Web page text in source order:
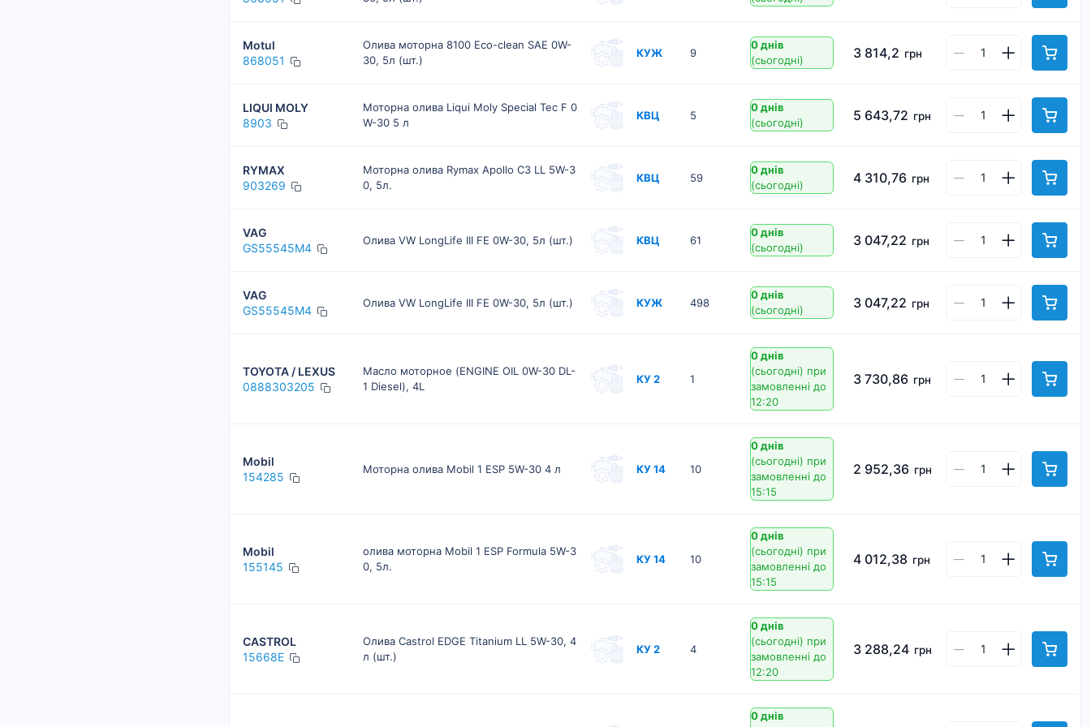
Motul
868051
Олива моторна 8100 Eco-clean SAE 0W-
30, 5л (шт.)
КУЖ 9
0 днів
(сьогодні)
3 814,2 грн
LIQUI MOLY
8903
Моторна олива Liqui Moly Special Tec F 0
W-30 5 л
КВЦ 5
0 днів
(сьогодні)
5 643,72 грн
RYMAX
903269
Моторна олива Rymax Apollo C3 LL 5W-3
0, 5л.
КВЦ 59
0 днів
(сьогодні)
4 310,76 грн
VAG
GS55545M4
Олива VW LongLife III FE 0W-30, 5л (шт.) КВЦ 61
0 днів
(сьогодні)
3 047,22 грн
VAG
GS55545M4
Олива VW LongLife III FE 0W-30, 5л (шт.) КУЖ 498
0 днів
(сьогодні)
3 047,22 грн
TOYOTA / LEXUS
0888303205
Масло моторное (ENGINE OIL 0W-30 DL-
1 Diesel), 4L
КУ 2 1
0 днів
(сьогодні) при
замовленні до
12:20
3 730,86 грн
Mobil
154285
Моторна олива Mobil 1 ESP 5W-30 4 л КУ 14 10
0 днів
(сьогодні) при
замовленні до
15:15
2 952,36 грн
Mobil
155145
олива моторна Mobil 1 ESP Formula 5W-3
0, 5л.
КУ 14 10
0 днів
(сьогодні) при
замовленні до
15:15
4 012,38 грн
CASTROL
15668E
Олива Castrol EDGE Titanium LL 5W-30, 4
л (шт.)
КУ 2 4
0 днів
(сьогодні) при
замовленні до
12:20
3 288,24 грн
0 днів